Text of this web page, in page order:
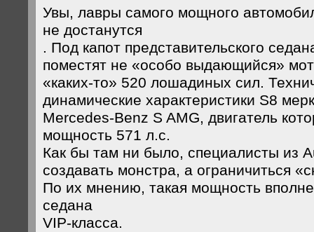
Увы, лавры самого мощного
не достанутся
. Под капот представительского
поместят не «особо выдающийся»
«каких-то» 520 лошадиных сил.
динамические характеристики S8
Mercedes-Benz S AMG, двигатель
мощность 571 л.с.
Как бы там ни было, специалисты из
создавать монстра, а ограничиться
По их мнению, такая мощность
седана
VIP-класса.